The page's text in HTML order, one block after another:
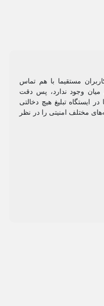
مستقیما با هم تماس
وجود ندارد، پس دقت
ایستگاه تبلیغ هیچ دخالتی
مختلف امنیتی را در نظر